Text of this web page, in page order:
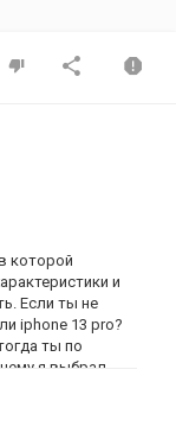
которой
и
Если ты не
iphone 13 pro?
ты по
я выбрал